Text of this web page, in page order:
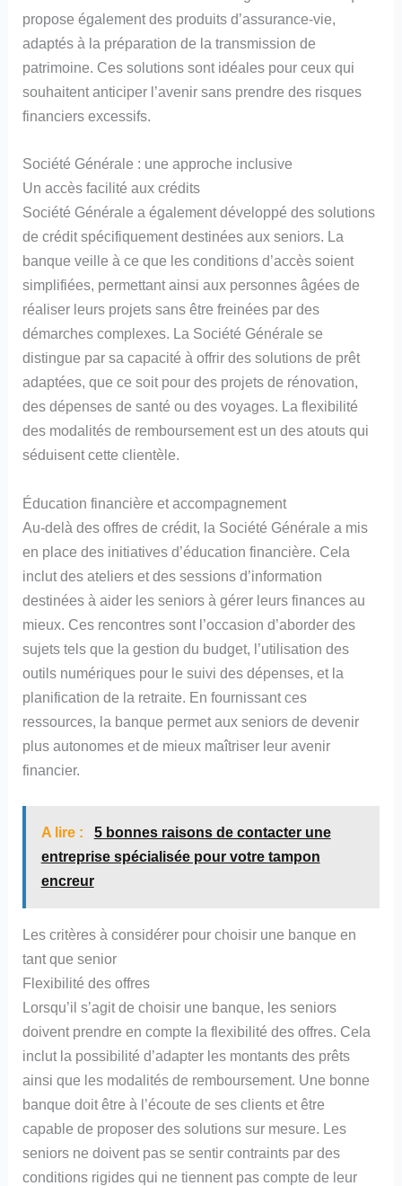
propose également des produits d’assurance-vie,
adaptés à la préparation de la transmission de
patrimoine. Ces solutions sont idéales pour ceux qui
souhaitent anticiper l’avenir sans prendre des risques
financiers excessifs.
Société Générale : une approche inclusive
Un accès facilité aux crédits
Société Générale a également développé des solutions
de crédit spécifiquement destinées aux seniors. La
banque veille à ce que les conditions d’accès soient
simplifiées, permettant ainsi aux personnes âgées de
réaliser leurs projets sans être freinées par des
démarches complexes. La Société Générale se
distingue par sa capacité à offrir des solutions de prêt
adaptées, que ce soit pour des projets de rénovation,
des dépenses de santé ou des voyages. La flexibilité
des modalités de remboursement est un des atouts qui
séduisent cette clientèle.
Éducation financière et accompagnement
Au-delà des offres de crédit, la Société Générale a mis
en place des initiatives d’éducation financière. Cela
inclut des ateliers et des sessions d’information
destinées à aider les seniors à gérer leurs finances au
mieux. Ces rencontres sont l’occasion d’aborder des
sujets tels que la gestion du budget, l’utilisation des
outils numériques pour le suivi des dépenses, et la
planification de la retraite. En fournissant ces
ressources, la banque permet aux seniors de devenir
plus autonomes et de mieux maîtriser leur avenir
financier.
A lire :
5 bonnes raisons de contacter une
entreprise spécialisée pour votre tampon
encreur
Les critères à considérer pour choisir une banque en
tant que senior
Flexibilité des offres
Lorsqu’il s’agit de choisir une banque, les seniors
doivent prendre en compte la flexibilité des offres. Cela
inclut la possibilité d’adapter les montants des prêts
ainsi que les modalités de remboursement. Une bonne
banque doit être à l’écoute de ses clients et être
capable de proposer des solutions sur mesure. Les
seniors ne doivent pas se sentir contraints par des
conditions rigides qui ne tiennent pas compte de leur